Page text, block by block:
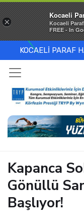
KOCAELİ PARAF
Kapanca
Gönüllü
Başlıyor!
×
Kocaeli
Kocaeli Paraf
FREE - In